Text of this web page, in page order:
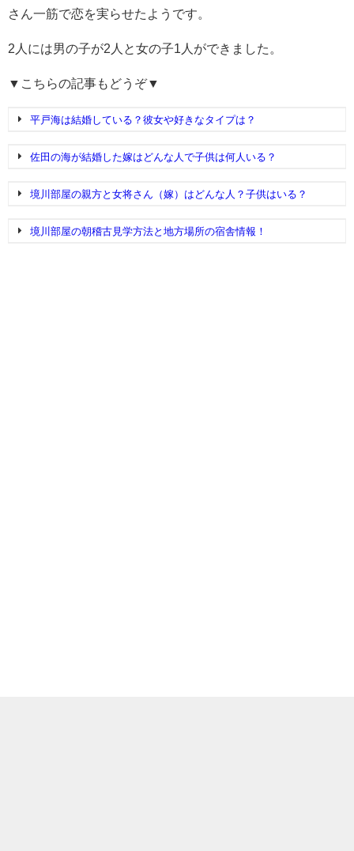
さん一筋で恋を実らせたようです。
2人には男の子が2人と女の子1人ができました。
▼こちらの記事もどうぞ▼
平戸海は結婚している？彼女や好きなタイプは？
佐田の海が結婚した嫁はどんな人で子供は何人いる？
境川部屋の親方と女将さん（嫁）はどんな人？子供はいる？
境川部屋の朝稽古見学方法と地方場所の宿舎情報！